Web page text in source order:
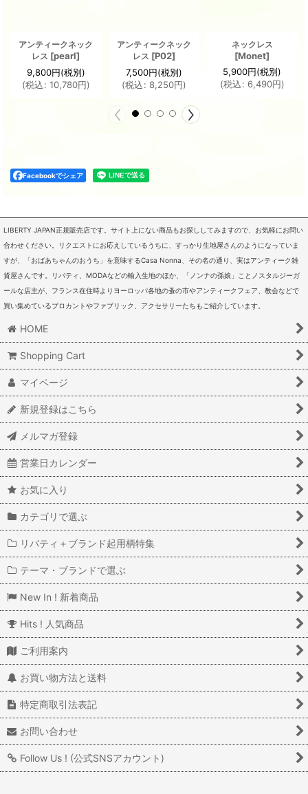
アンティークネック
レス [pearl]
9,800円(税別)
(税込: 10,780円)
アンティークネック
レス [P02]
7,500円(税別)
(税込: 8,250円)
ネックレス
[Monet]
5,900円(税別)
(税込: 6,490円)
Facebookでシェア
LIBERTY JAPAN正規販売店です。サイト上にない商品もお探ししてみますので、お気軽にお問い
合わせください。リクエストにお応えしているうちに、すっかり生地屋さんのようになっていま
すが、「おばあちゃんのおうち」を意味するCasa Nonna、その名の通り、実はアンティーク雑
貨屋さんです。リバティ、MODAなどの輸入生地のほか、「ノンナの孫娘」ことノスタルジーガ
ールな店主が、フランス在住時よりヨーロッパ各地の蚤の市やアンティークフェア、教会などで
買い集めているブロカントやファブリック、アクセサリーたちもご紹介しています。
HOME
Shopping Cart
マイページ
新規登録はこちら
メルマガ登録
営業日カレンダー
お気に入り
カテゴリで選ぶ
リバティ＋ブランド起用柄特集
テーマ・ブランドで選ぶ
New In ! 新着商品
Hits ! 人気商品
ご利用案内
お買い物方法と送料
特定商取引法表記
お問い合わせ
Follow Us ! (公式SNSアカウント)